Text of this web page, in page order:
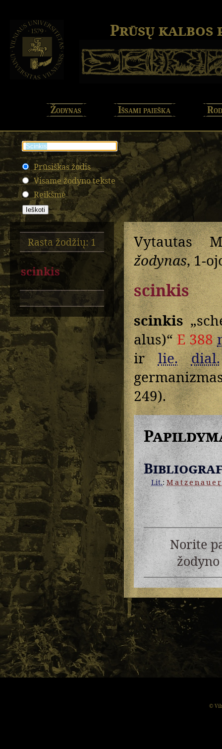
Prūsų kalbos
Žodynas Išsami paieška
Prūsiškas žodis
Visame žodyno tekste
Reikšmė
Rasta žodžių: 1
scinkis
Vytautas
žodynas, 1-
scinkis
scinkis
alus)“E 388
irlie.
dial.
249).
Lit.:Matzenauer
Norite
©